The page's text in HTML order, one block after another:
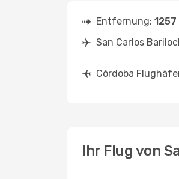
Entfernung: 1257
San Carlos
Córdoba
Ihr Flug von